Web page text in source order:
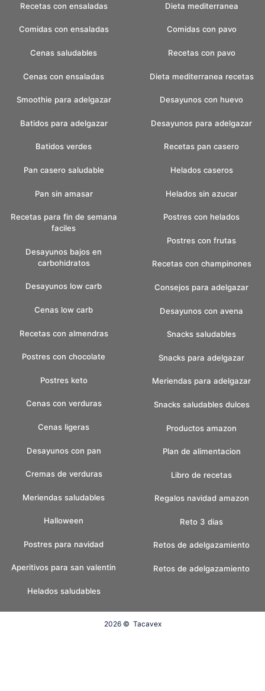
Recetas con ensaladas
Comidas con ensaladas
Cenas saludables
Cenas con ensaladas
Smoothie para adelgazar
Batidos para adelgazar
Batidos verdes
Dieta mediterranea
Comidas con pavo
Recetas con pavo
Dieta mediterranea recetas
Desayunos con huevo
Desayunos para adelgazar
Recetas pan casero
Pan casero saludable
Pan sin amasar
Recetas para fin de semana
faciles
Desayunos bajos en
carbohidratos
Desayunos low carb
Cenas low carb
Recetas con almendras
Postres con chocolate
Postres keto
Cenas con verduras
Cenas ligeras
Desayunos con pan
Cremas de verduras
Meriendas saludables
Halloween
Postres para navidad
Aperitivos para san valentin
Helados saludables
Helados caseros
Helados sin azucar
Postres con helados
Postres con frutas
Recetas con champinones
Consejos para adelgazar
Desayunos con avena
Snacks saludables
Snacks para adelgazar
Meriendas para adelgazar
Snacks saludables dulces
Productos amazon
Plan de alimentacion
Libro de recetas
Regalos navidad amazon
Reto 3 dias
Retos de adelgazamiento
Retos de adelgazamiento
2026 © Tacavex